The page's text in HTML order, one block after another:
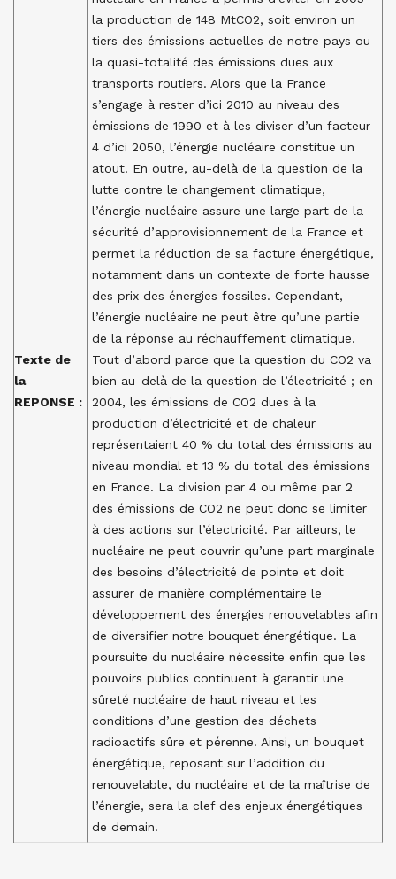
Texte de
la
REPONSE :
la production de 148 MtCO2, soit environ un
tiers des émissions actuelles de notre pays ou
la quasi-totalité des émissions dues aux
transports routiers. Alors que la France
s’engage à rester d’ici 2010 au niveau des
émissions de 1990 et à les diviser d’un facteur
4 d’ici 2050, l’énergie nucléaire constitue un
atout. En outre, au-delà de la question de la
lutte contre le changement climatique,
l’énergie nucléaire assure une large part de la
sécurité d’approvisionnement de la France et
permet la réduction de sa facture énergétique,
notamment dans un contexte de forte hausse
des prix des énergies fossiles. Cependant,
l’énergie nucléaire ne peut être qu’une partie
de la réponse au réchauffement climatique.
Tout d’abord parce que la question du CO2 va
bien au-delà de la question de l’électricité ; en
2004, les émissions de CO2 dues à la
production d’électricité et de chaleur
représentaient 40 % du total des émissions au
niveau mondial et 13 % du total des émissions
en France. La division par 4 ou même par 2
des émissions de CO2 ne peut donc se limiter
à des actions sur l’électricité. Par ailleurs, le
nucléaire ne peut couvrir qu’une part marginale
des besoins d’électricité de pointe et doit
assurer de manière complémentaire le
développement des énergies renouvelables afin
de diversifier notre bouquet énergétique. La
poursuite du nucléaire nécessite enfin que les
pouvoirs publics continuent à garantir une
sûreté nucléaire de haut niveau et les
conditions d’une gestion des déchets
radioactifs sûre et pérenne. Ainsi, un bouquet
énergétique, reposant sur l’addition du
renouvelable, du nucléaire et de la maîtrise de
l’énergie, sera la clef des enjeux énergétiques
de demain.